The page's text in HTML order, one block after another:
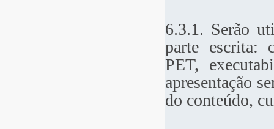
6.3.1. Serão
parte escrita:
PET,
apresentação
do conteúdo,